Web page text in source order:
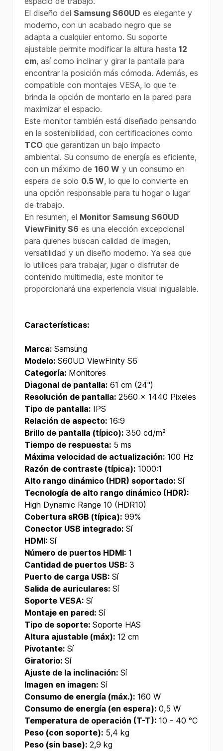
El diseño del Samsung S60UD es elegante y
moderno, con un acabado negro que se
adapta a cualquier entorno. Su soporte
ajustable permite modificar la altura hasta 12
cm, así como inclinar y girar la pantalla para
encontrar la posición más cómoda. Además, es
compatible con montajes VESA, lo que te
brinda la opción de montarlo en la pared para
maximizar el espacio.
Este monitor también está diseñado pensando
en la sostenibilidad, con certificaciones como
TCO que garantizan un bajo impacto
ambiental. Su consumo de energía es eficiente,
con un máximo de 160 W y un consumo en
espera de solo 0.5 W, lo que lo convierte en
una opción responsable para tu hogar o lugar
de trabajo.
En resumen, el Monitor Samsung S60UD
ViewFinity S6 es una elección excepcional
para quienes buscan calidad de imagen,
versatilidad y un diseño moderno. Ya sea que
lo utilices para trabajar, jugar o disfrutar de
contenido multimedia, este monitor te
proporcionará una experiencia visual inigualable.
Características:
Marca: Samsung
Modelo: S60UD ViewFinity S6
Categoría: Monitores
Diagonal de pantalla: 61 cm (24")
Resolución de pantalla: 2560 x 1440 Pixeles
Tipo de pantalla: IPS
Relación de aspecto: 16:9
Brillo de pantalla (típico): 350 cd/m²
Tiempo de respuesta: 5 ms
Máxima velocidad de actualización: 100 Hz
Razón de contraste (típica): 1000:1
Alto rango dinámico (HDR) soportado: Sí
Tecnología de alto rango dinámico (HDR):
High Dynamic Range 10 (HDR10)
Cobertura sRGB (típica): 99%
Conector USB integrado: Sí
HDMI: Sí
Número de puertos HDMI: 1
Cantidad de puertos USB: 3
Puerto de carga USB: Sí
Salida de auriculares: Sí
Soporte VESA: Sí
Montaje en pared: Sí
Tipo de soporte: Soporte HAS
Altura ajustable (máx): 12 cm
Pivotante: Sí
Giratorio: Sí
Ajuste de la inclinación: Sí
Imagen en imagen: Sí
Consumo de energía (máx.): 160 W
Consumo de energía (en espera): 0,5 W
Temperatura de operación (T-T): 10 - 40 °C
Peso (con soporte): 5,4 kg
Peso (sin base): 2,9 kg